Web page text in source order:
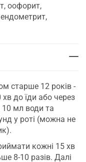
оофорит,
ендометрит,
старше 12 років -
до їди або через
10 мл води та
у роті (можна не
кожні 15 хв
8-10 разів. Далі